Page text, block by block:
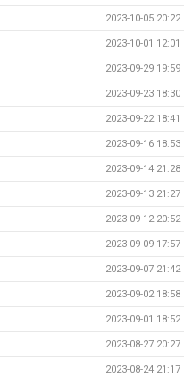
2023-10-05 20:22
2023-10-01 12:01
2023-09-29 19:59
2023-09-23 18:30
2023-09-22 18:41
2023-09-16 18:53
2023-09-14 21:28
2023-09-13 21:27
2023-09-12 20:52
2023-09-09 17:57
2023-09-07 21:42
2023-09-02 18:58
2023-09-01 18:52
2023-08-27 20:27
2023-08-24 21:17